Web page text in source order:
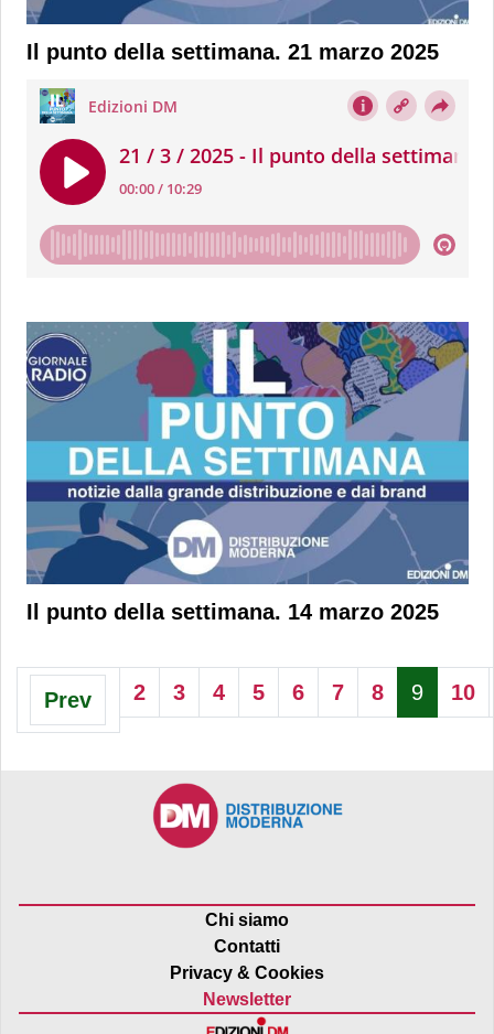
Il punto della settimana. 21 marzo 2025
Il punto della settimana. 14 marzo 2025
Prev 2 3 4 5 6 7 8 9 10
Chi siamo
Contatti
Privacy & Cookies
Newsletter